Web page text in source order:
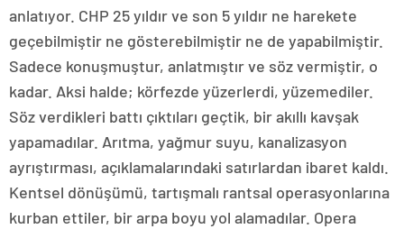
anlatıyor. CHP 25 yıldır ve son 5 yıldır ne harekete
geçebilmiştir ne gösterebilmiştir ne de yapabilmiştir.
Sadece konuşmuştur, anlatmıştır ve söz vermiştir, o
kadar. Aksi halde; körfezde yüzerlerdi, yüzemediler.
Söz verdikleri battı çıktıları geçtik, bir akıllı kavşak
yapamadılar. Arıtma, yağmur suyu, kanalizasyon
ayrıştırması, açıklamalarındaki satırlardan ibaret kaldı.
Kentsel dönüşümü, tartışmalı rantsal operasyonlarına
kurban ettiler, bir arpa boyu yol alamadılar. Opera